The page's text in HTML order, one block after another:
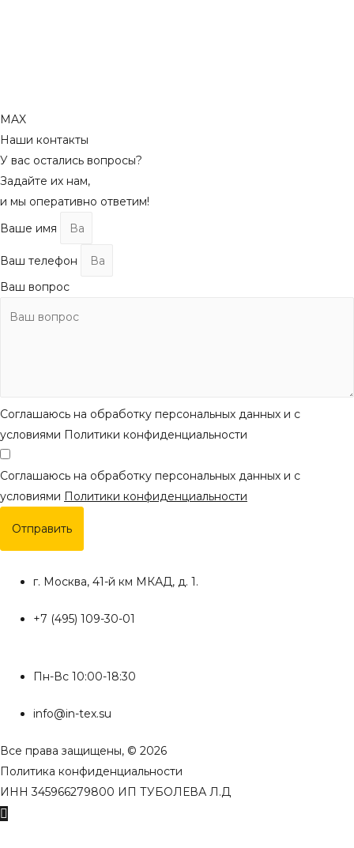
MAX
Наши контакты
У вас остались вопросы?
Задайте их нам,
и мы оперативно ответим!
Ваше имя
Ваш телефон
Ваш вопрос
Соглашаюсь на обработку персональных данных и с
условиями Политики конфиденциальности
Соглашаюсь на обработку персональных данных и с
условиями Политики конфиденциальности
Отправить
г. Москва, 41-й км МКАД, д. 1.
+7 (495) 109-30-01
Пн-Вс 10:00-18:30
info@in-tex.su
Все права защищены, © 2026
Политика конфиденциальности
ИНН 345966279800 ИП ТУБОЛЕВА Л.Д